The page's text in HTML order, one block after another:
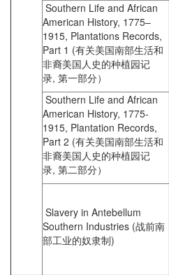
Southern Life and African
American History, 1775–
1915, Plantations Records,
Part 1 (有关美国南部生活和
非裔美国人史的种植园记
录, 第一部分）
Southern Life and African
American History, 1775-
1915, Plantation Records,
Part 2 (有关美国南部生活和
非裔美国人史的种植园记
录, 第二部分）
Slavery in Antebellum
Southern Industries (战前南
部工业的奴隶制)